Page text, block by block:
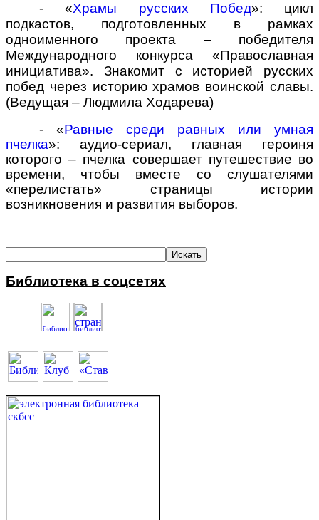
- «Храмы русских Побед»: цикл
подкастов, подготовленных в рамках
одноименного проекта – победителя
Международного конкурса «Православная
инициатива». Знакомит с историей русских
побед через историю храмов воинской славы.
(Ведущая – Людмила Ходарева)
- «Равные среди равных или умная
пчелка»: аудио-сериал, главная героиня
которого – пчелка совершает путешествие во
времени, чтобы вместе со слушателями
«перелистать» страницы истории
возникновения и развития выборов.
Библиотека в соцсетях